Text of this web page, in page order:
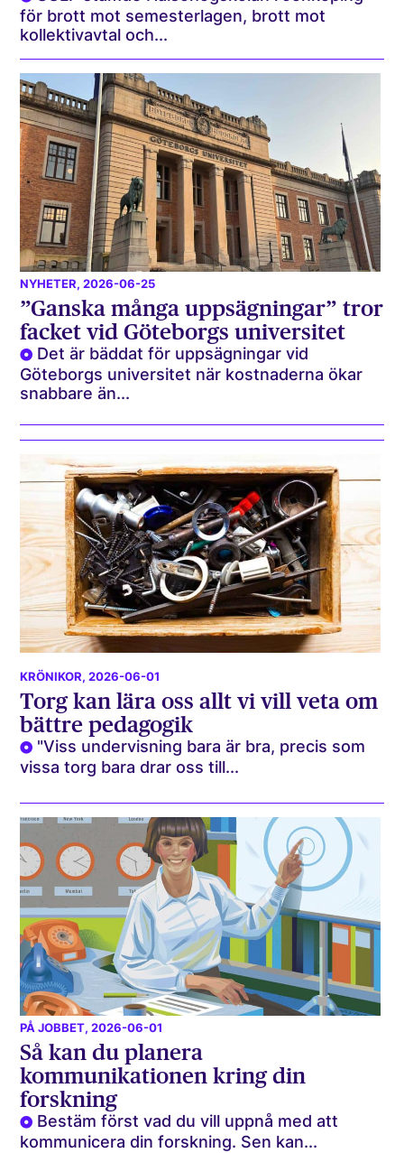
för brott mot semesterlagen, brott mot
kollektivavtal och...
NYHETER, 2026-06-25
”Ganska många uppsägningar” tror
facket vid Göteborgs universitet
Det är bäddat för uppsägningar vid
Göteborgs universitet när kostnaderna ökar
snabbare än...
KRÖNIKOR, 2026-06-01
Torg kan lära oss allt vi vill veta om
bättre pedagogik
"Viss undervisning bara är bra, precis som
vissa torg bara drar oss till...
PÅ JOBBET, 2026-06-01
Så kan du planera
kommunikationen kring din
forskning
Bestäm först vad du vill uppnå med att
kommunicera din forskning. Sen kan...